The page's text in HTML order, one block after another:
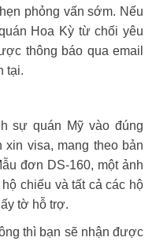
phỏng vấn sớm. Nếu
Hoa Kỳ từ chối yêu
thông báo qua email
tại.
sự quán Mỹ vào đúng
visa, mang theo bản
đơn DS-160, một ảnh
chiếu và tất cả các hộ
tờ hỗ trợ.
thì bạn sẽ nhận được